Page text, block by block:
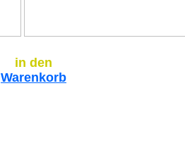
in den
Warenkorb